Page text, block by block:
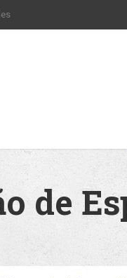
de